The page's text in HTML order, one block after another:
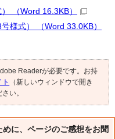
（Word 16.3KB）
様式） （Word 33.0KB）
Readerが必要です。お持
（新しいウィンドウで開き
い。
に、ページのご感想をお聞